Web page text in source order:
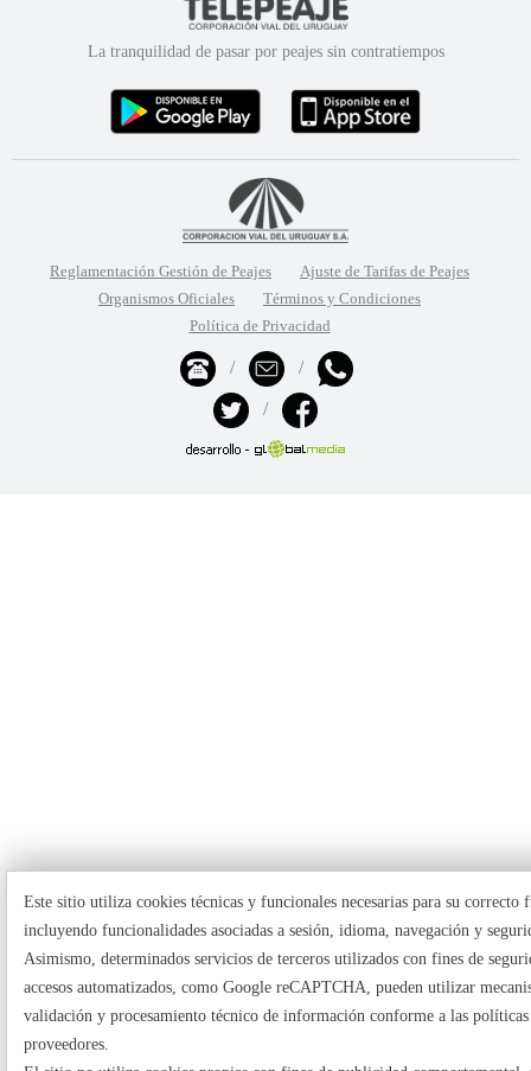
La tranquilidad de pasar por peajes sin contratiempos
Reglamentación Gestión de Peajes
Ajuste de Tarifas de Peajes
Organismos Oficiales
Términos y Condiciones
Política de Privacidad
/ /
/
Este sitio utiliza cookies técnicas y funcionales necesarias para su correcto
incluyendo funcionalidades asociadas a sesión, idioma, navegación y
Asimismo, determinados servicios de terceros utilizados con fines de
accesos automatizados, como Google reCAPTCHA, pueden utilizar
validación y procesamiento técnico de información conforme a las
proveedores.